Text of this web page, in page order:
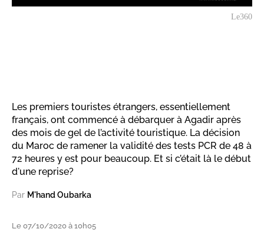
Le360
Les premiers touristes étrangers, essentiellement
français, ont commencé à débarquer à Agadir après
des mois de gel de l’activité touristique. La décision
du Maroc de ramener la validité des tests PCR de 48 à
72 heures y est pour beaucoup. Et si c’était là le début
d'une reprise?
Par M'hand Oubarka
Le 07/10/2020 à 10h05